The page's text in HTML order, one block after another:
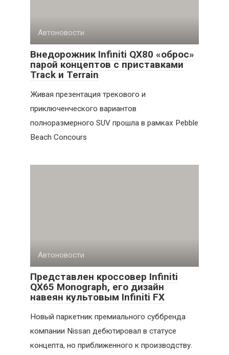
Автоновости
Внедорожник Infiniti QX80 «оброс»
парой концептов с приставками
Track и Terrain
Живая презентация трекового и
приключенческого вариантов
полноразмерного SUV прошла в рамках Pebble
Beach Concours
Автоновости
Представлен кроссовер Infiniti
QX65 Monograph, его дизайн
навеян культовым Infiniti FX
Новый паркетник премиального суббренда
компании Nissan дебютировал в статусе
концепта, но приближенного к производству.